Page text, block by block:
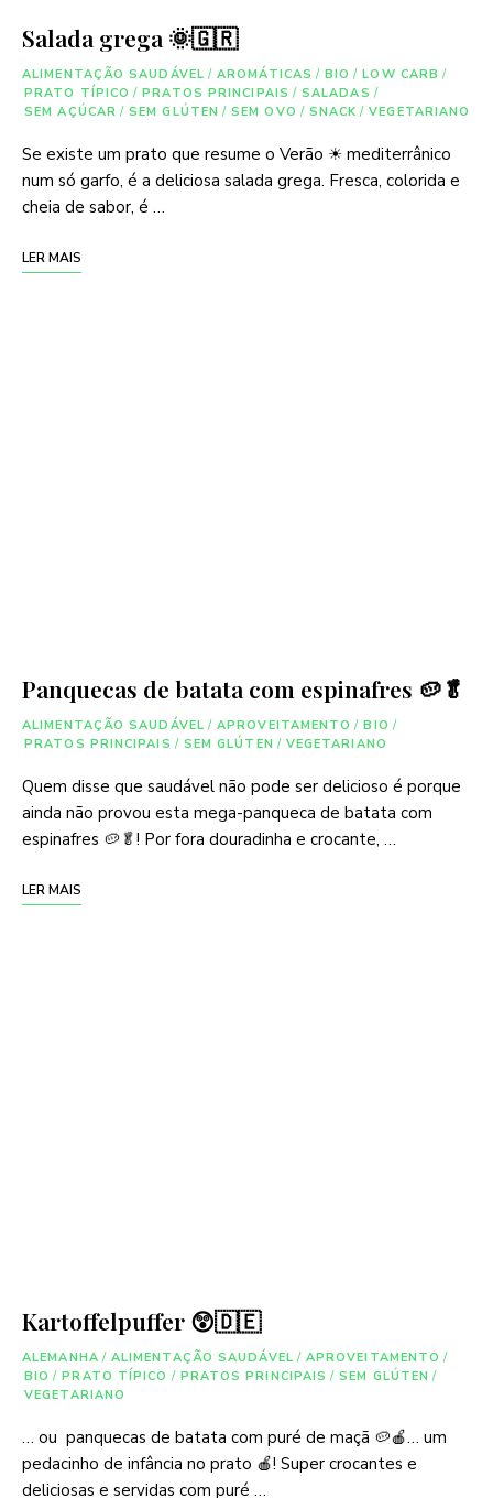
Salada grega 🌞🇬🇷
ALIMENTAÇÃO SAUDÁVEL / AROMÁTICAS / BIO / LOW CARB /
PRATO TÍPICO / PRATOS PRINCIPAIS / SALADAS /
SEM AÇÚCAR / SEM GLÚTEN / SEM OVO / SNACK / VEGETARIANO
Se existe um prato que resume o Verão ☀ mediterrânico
num só garfo, é a deliciosa salada grega. Fresca, colorida e
cheia de sabor, é …
LER MAIS
Panquecas de batata com espinafres 🥔🥬
ALIMENTAÇÃO SAUDÁVEL / APROVEITAMENTO / BIO /
PRATOS PRINCIPAIS / SEM GLÚTEN / VEGETARIANO
Quem disse que saudável não pode ser delicioso é porque
ainda não provou esta mega-panqueca de batata com
espinafres 🥔🥬! Por fora douradinha e crocante, …
LER MAIS
Kartoffelpuffer 😲🇩🇪
ALEMANHA / ALIMENTAÇÃO SAUDÁVEL / APROVEITAMENTO /
BIO / PRATO TÍPICO / PRATOS PRINCIPAIS / SEM GLÚTEN /
VEGETARIANO
… ou panquecas de batata com puré de maçã 🥔🍎… um
pedacinho de infância no prato 🍎! Super crocantes e
deliciosas e servidas com puré …